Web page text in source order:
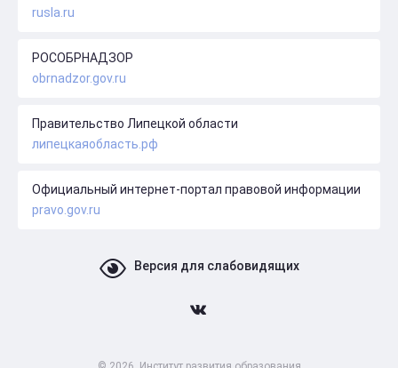
rusla.ru
РОСОБРНАДЗОР
obrnadzor.gov.ru
Правительство Липецкой области
липецкаяобласть.рф
Официальный интернет-портал правовой информации
pravo.gov.ru
Версия для слабовидящих